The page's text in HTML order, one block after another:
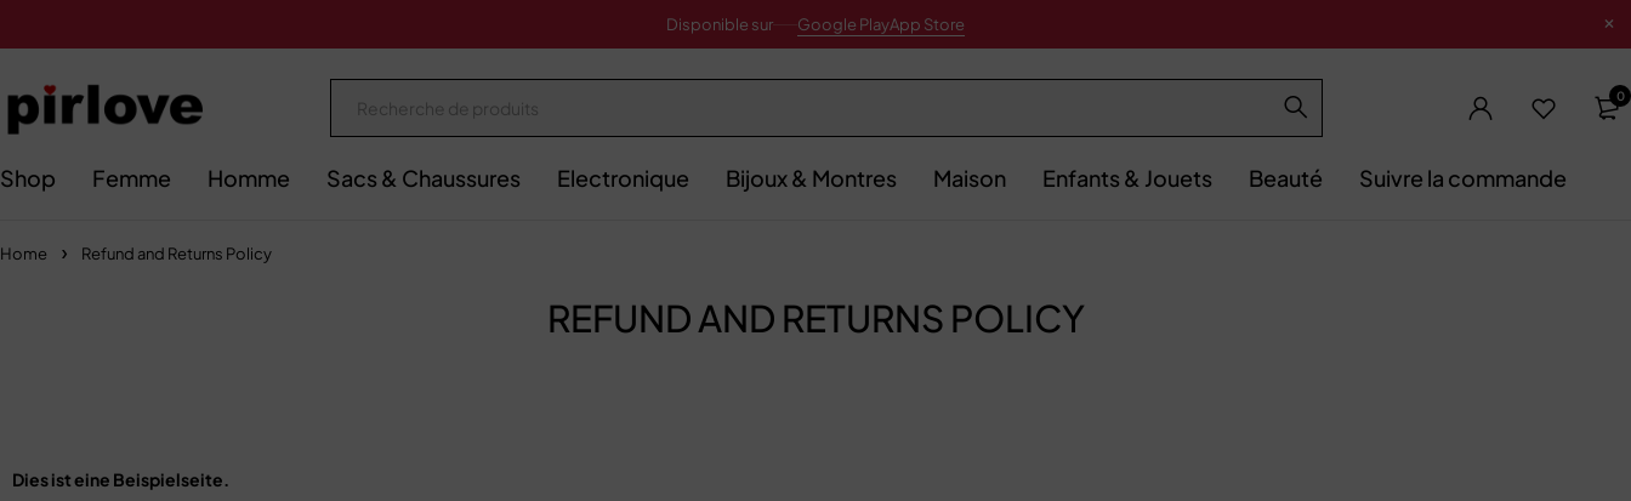
Disponible sur Google PlayApp Store
0
Shop Femme Homme Sacs & Chaussures Electronique Bijoux & Montres Maison Enfants & Jouets Beauté Suivre la commande
Home Refund and Returns Policy
REFUND AND RETURNS POLICY
Dies ist eine Beispielseite.